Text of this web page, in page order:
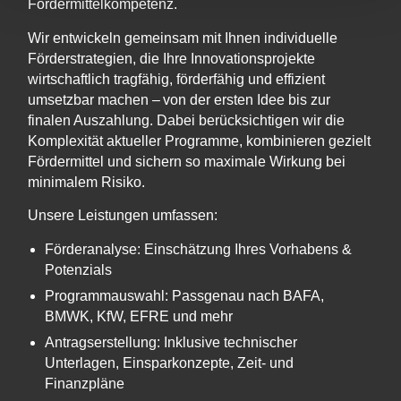
Fördermittelkompetenz.
Wir entwickeln gemeinsam mit Ihnen individuelle
Förderstrategien, die Ihre Innovationsprojekte
wirtschaftlich tragfähig, förderfähig und effizient
umsetzbar machen – von der ersten Idee bis zur
finalen Auszahlung. Dabei berücksichtigen wir die
Komplexität aktueller Programme, kombinieren gezielt
Fördermittel und sichern so maximale Wirkung bei
minimalem Risiko.
Unsere Leistungen umfassen:
Förderanalyse: Einschätzung Ihres Vorhabens &
Potenzials
Programmauswahl: Passgenau nach BAFA,
BMWK, KfW, EFRE und mehr
Antragserstellung: Inklusive technischer
Unterlagen, Einsparkonzepte, Zeit- und
Finanzpläne